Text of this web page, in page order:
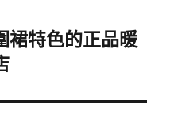
裙特色的正品暖